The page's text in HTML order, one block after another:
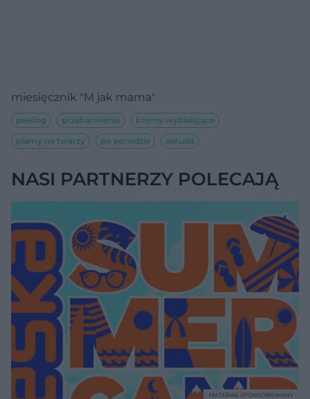
miesięcznik "M jak mama"
peeling przebarwienia
kremy wybielające
plamy na twarzy
po porodzie ostuda
NASI PARTNERZY POLECAJĄ
MATERIAŁ SPONSOROWANY